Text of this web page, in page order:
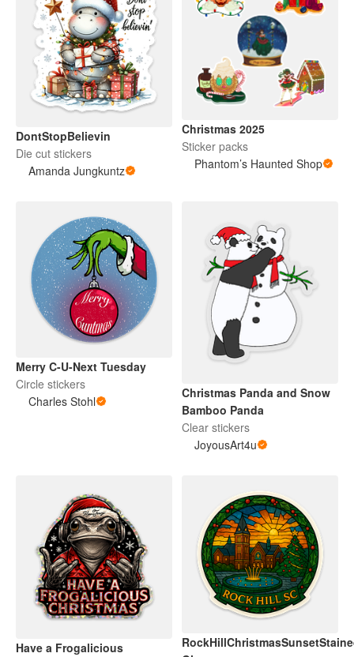
DontStopBelievin
Die cut stickers
Amanda Jungkuntz
Christmas 2025
Sticker packs
Phantom’s Haunted Shop
Merry C-U-Next Tuesday
Circle stickers
Charles Stohl
Christmas Panda and Snow
Bamboo Panda
Clear stickers
JoyousArt4u
Have a Frogalicious